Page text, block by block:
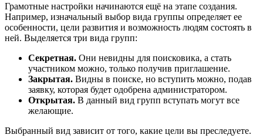
Грамотные настройки начинаются ещё на этапе создания.
Например, изначальный выбор вида группы определяет ее
особенности, цели развития и возможность людям состоять в
ней. Выделяется три вида групп:
Секретная. Они невидны для поисковика, а стать
участником можно, только получив приглашение.
Закрытая. Видны в поиске, но вступить можно, подав
заявку, которая будет одобрена администратором.
Открытая. В данный вид групп вступать могут все
желающие.
Выбранный вид зависит от того, какие цели вы преследуете.